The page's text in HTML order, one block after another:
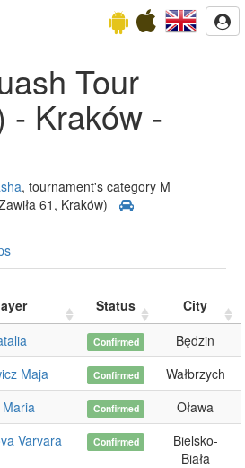
Tour
- Kraków -
, tournament's category M
61, Kraków)
Status
City
Confirmed
Będzin
Maja Confirmed
Wałbrzych
Confirmed
Oława
Varvara Confirmed
Bielsko-
Biała